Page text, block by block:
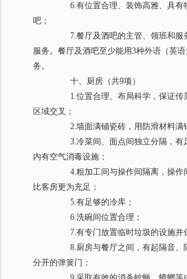
6.有位置合理、装饰高雅、具有
吧；
7.餐厅及酒吧的主管、领班和
服务。餐厅及酒吧至少能用3种外语（英
务。
十、厨房（共9项）
1.位置合理、布局科学，保证
区域交叉；
2.墙面满铺瓷砖，用防滑材料满
3.冷菜间、面点间独立分隔，有
内有空气消毒设施；
4.粗加工间与操作间隔离，操
比客房更为充足；
5.有足够的冷库；
6.洗碗间位置合理；
7.有专门放置临时垃圾的设施并
8.厨房与餐厅之间，有起隔音、
分开的弹簧门；